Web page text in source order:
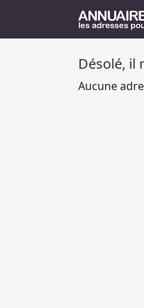
Désolé, il
Aucune